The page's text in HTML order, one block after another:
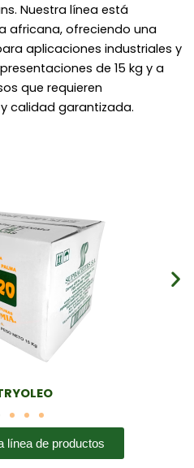
Nuestra línea está
africana, ofreciendo una
aplicaciones industriales y
de 15 kg y a
que requieren
calidad garantizada.
línea de productos